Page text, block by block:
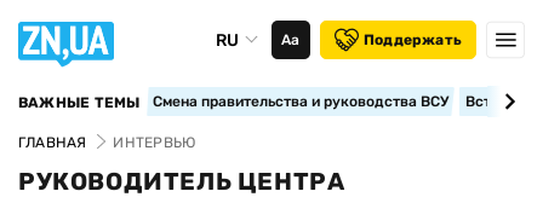
RU Аа Поддержать
ВАЖНЫЕ ТЕМЫ Смена правительства и руководства ВСУ
ГЛАВНАЯ ИНТЕРВЬЮ
РУКОВОДИТЕЛЬ ЦЕНТРА